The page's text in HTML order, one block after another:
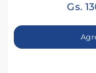
Gs.